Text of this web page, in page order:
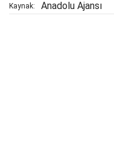
Kaynak: Anadolu Ajansı